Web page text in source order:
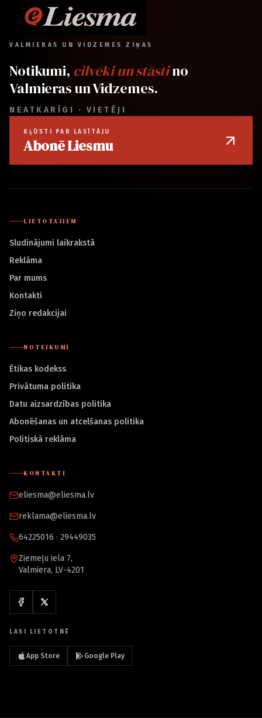
VALMIERAS UN VIDZEMES ZIŅAS
Notikumi, cilvēki un stāstino
Valmieras un Vidzemes.
NEATKARĪGI · VIETĒJI
KĻŪSTI PAR LASĪTĀJU
Abonē Liesmu
LIETOTĀJIEM
Sludinājumi laikrakstā
Reklāma
Par mums
Kontakti
Ziņo redakcijai
NOTEIKUMI
Ētikas kodekss
Privātuma politika
Datu aizsardzības politika
Abonēšanas un atcelšanas politika
Politiskā reklāma
KONTAKTI
eliesma@eliesma.lv
reklama@eliesma.lv
64225016 · 29449035
Ziemeļu iela 7,
Valmiera, LV-4201
LASI LIETOTNĒ
App Store Google Play